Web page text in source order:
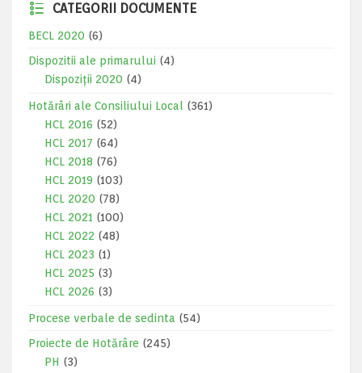
CATEGORII DOCUMENTE
BECL 2020 (6)
Dispozitii ale primarului (4)
Dispoziții 2020 (4)
Hotărâri ale Consiliului Local
(361)
HCL 2016 (52)
HCL 2017 (64)
HCL 2018 (76)
HCL 2019 (103)
HCL 2020 (78)
HCL 2021 (100)
HCL 2022 (48)
HCL 2023 (1)
HCL 2025 (3)
HCL 2026 (3)
Procese verbale de sedinta (54)
Proiecte de Hotărâre (245)
PH (3)